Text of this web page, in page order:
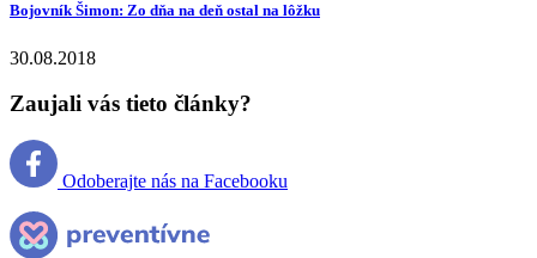
Bojovník Šimon: Zo dňa na deň ostal na lôžku
30.08.2018
Zaujali vás tieto články?
Odoberajte nás na Facebooku